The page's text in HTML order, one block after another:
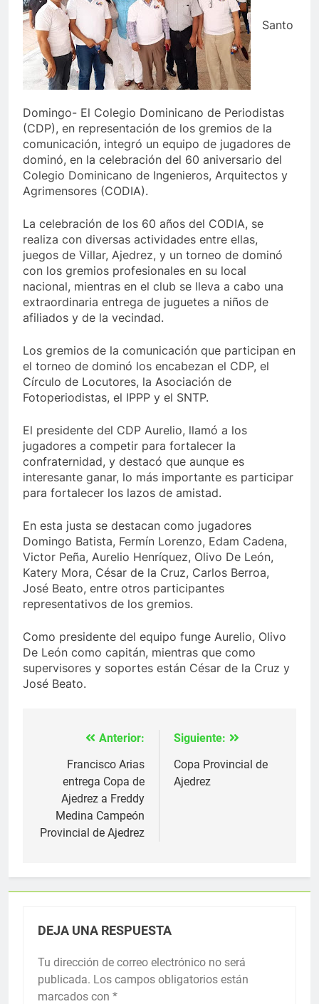
Santo
Domingo- El Colegio Dominicano de Periodistas
(CDP), en representación de los gremios de la
comunicación, integró un equipo de jugadores de
dominó, en la celebración del 60 aniversario del
Colegio Dominicano de Ingenieros, Arquitectos y
Agrimensores (CODIA).
La celebración de los 60 años del CODIA, se
realiza con diversas actividades entre ellas,
juegos de Villar, Ajedrez, y un torneo de dominó
con los gremios profesionales en su local
nacional, mientras en el club se lleva a cabo una
extraordinaria entrega de juguetes a niños de
afiliados y de la vecindad.
Los gremios de la comunicación que participan en
el torneo de dominó los encabezan el CDP, el
Círculo de Locutores, la Asociación de
Fotoperiodistas, el IPPP y el SNTP.
El presidente del CDP Aurelio, llamó a los
jugadores a competir para fortalecer la
confraternidad, y destacó que aunque es
interesante ganar, lo más importante es participar
para fortalecer los lazos de amistad.
En esta justa se destacan como jugadores
Domingo Batista, Fermín Lorenzo, Edam Cadena,
Victor Peña, Aurelio Henríquez, Olivo De León,
Katery Mora, César de la Cruz, Carlos Berroa,
José Beato, entre otros participantes
representativos de los gremios.
Como presidente del equipo funge Aurelio, Olivo
De León como capitán, mientras que como
supervisores y soportes están César de la Cruz y
José Beato.
Navegación
entradas
Anterior:
Francisco Arias
entrega Copa de
Ajedrez a Freddy
Medina Campeón
Provincial de Ajedrez
Siguiente:
Copa Provincial de
Ajedrez
DEJA UNA RESPUESTA
Tu dirección de correo electrónico no será
publicada. Los campos obligatorios están
marcados con *